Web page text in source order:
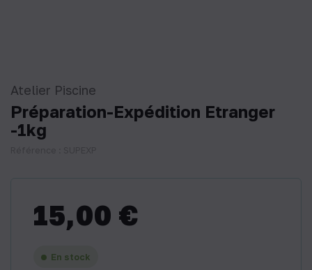
Atelier Piscine
Préparation-Expédition Etranger
-1kg
15,00 €
En stock